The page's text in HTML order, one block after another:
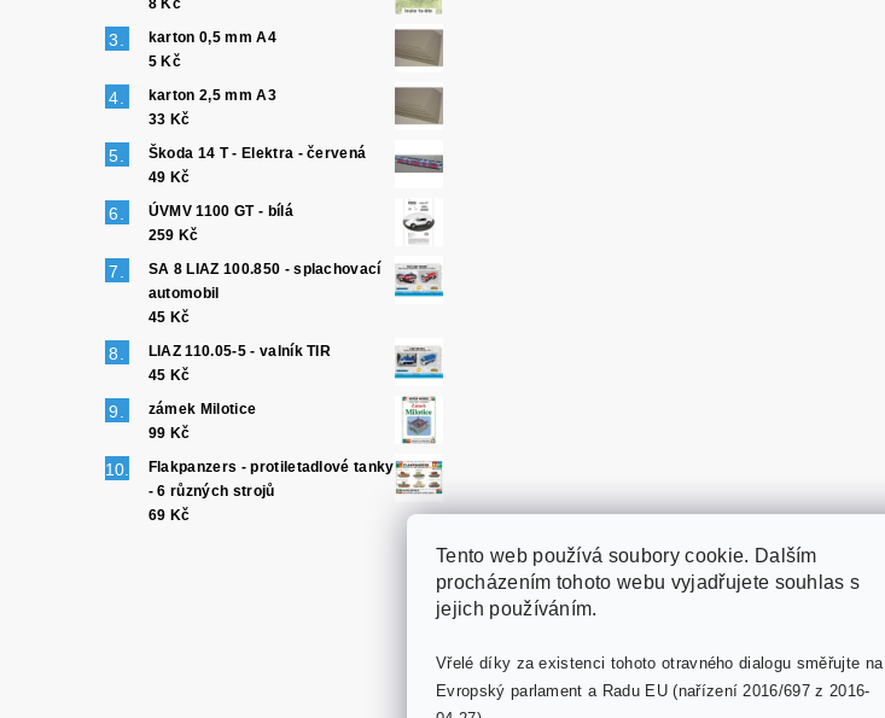
8 Kč
karton 0,5 mm A4
5 Kč
karton 2,5 mm A3
33 Kč
Škoda 14 T - Elektra - červená
49 Kč
ÚVMV 1100 GT - bílá
259 Kč
SA 8 LIAZ 100.850 - splachovací
automobil
45 Kč
LIAZ 110.05-5 - valník TIR
45 Kč
zámek Milotice
99 Kč
Flakpanzers - protiletadlové tanky
- 6 různých strojů
69 Kč
PaperModel.cz
Tento web používá soubory cookie. Dalším
procházením tohoto webu vyjadřujete souhlas s
jejich používáním.
Vřelé díky za existenci tohoto otravného dialogu směřujte na
Evropský parlament a Radu EU (nařízení 2016/697 z 2016-